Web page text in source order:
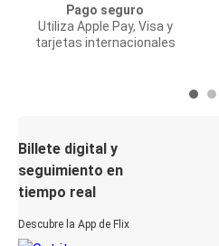
Pago seguro
Utiliza Apple Pay, Visa y
tarjetas internacionales
Billete digital y
seguimiento en
tiempo real
Descubre la App de Flix